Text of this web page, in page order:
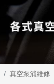
真空泵浦維修